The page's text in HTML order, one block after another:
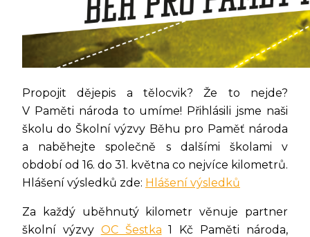
Propojit dějepis a tělocvik? Že to nejde?
V Paměti národa to umíme! Přihlásili jsme naši
školu do Školní výzvy Běhu pro Paměť národa
a naběhejte společně s dalšími školami v
období od 16. do 31. května co nejvíce kilometrů.
Hlášení výsledků zde: Hlášení výsledků
Za každý uběhnutý kilometr věnuje partner
školní výzvy OC Šestka 1 Kč Paměti národa,